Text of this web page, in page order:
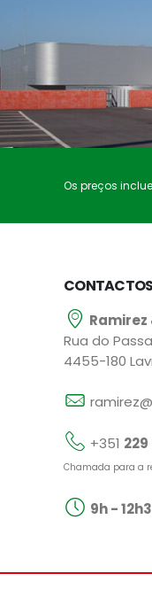
Os preços
CONTACTOS
Ramirez
Rua do
4455-180
+351 229
Chamada para a
9h -